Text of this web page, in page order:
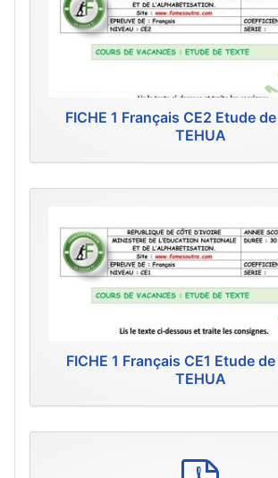
FICHE 1 Français CE2 Etude
TEHUA
FICHE 1 Français CE1 Etude
TEHUA